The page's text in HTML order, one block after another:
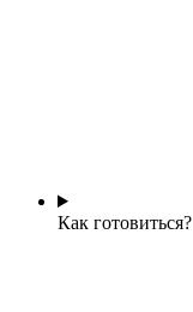
Как готовиться?